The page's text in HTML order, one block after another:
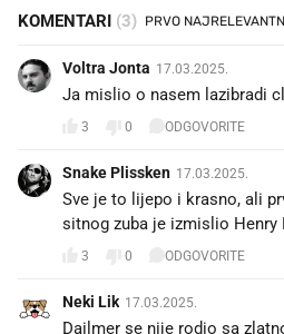
KOMENTARI (3)
Voltra Jonta 17.03.2025.
Ja mislio o nasem lazibradi
3 0 ODGOVORITE
Snake Plissken 17.03.2025.
Sve je to lijepo i krasno, ali
sitnog zuba je izmislio Henry
3 0 ODGOVORITE
Neki Lik 17.03.2025.
Dailmer se nije rodio sa